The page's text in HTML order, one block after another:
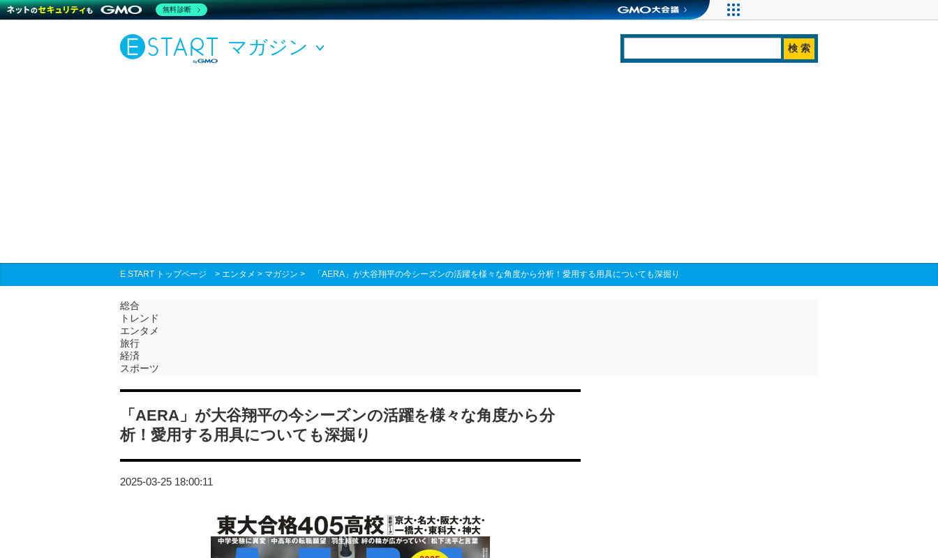
マガジン
E START トップページ > エンタメ > マガジン > 「AERA」が大谷翔平の今シーズンの活躍を様々な角度から分析！愛用する用具についても深掘り
総合
トレンド
エンタメ
旅行
経済
スポーツ
「AERA」が大谷翔平の今シーズンの活躍を様々な角度から分
析！愛用する用具についても深掘り
2025-03-25 18:00:11
無料診断